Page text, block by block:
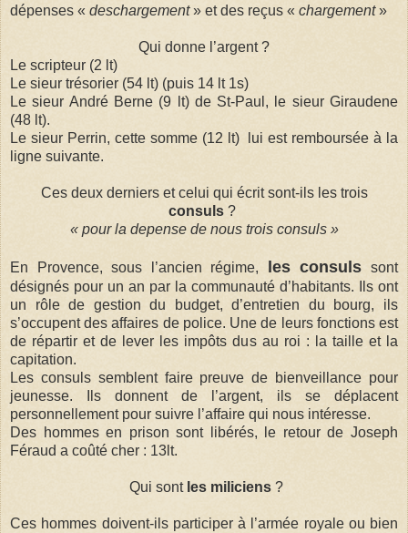
dépenses « deschargement» et des reçus « chargement»
Qui donne l’argent ?
Le scripteur (2 lt)
Le sieur trésorier (54 lt) (puis 14 lt 1s)
Le sieur André Berne (9 lt) de St-Paul, le sieur Giraudene
(48 lt).
Le sieur Perrin, cette somme (12 lt) lui est remboursée à la
ligne suivante.
Ces deux derniers et celui qui écrit sont-ils les trois
consuls ?
« pour la depense de nous trois consuls »
En Provence, sous l’ancien régime, les consuls sont
désignés pour un an par la communauté d’habitants. Ils ont
un rôle de gestion du budget, d’entretien du bourg, ils
s’occupent des affaires de police. Une de leurs fonctions est
de répartir et de lever les impôts dus au roi : la taille et la
capitation.
Les consuls semblent faire preuve de bienveillance pour
jeunesse. Ils donnent de l’argent, ils se déplacent
personnellement pour suivre l’affaire qui nous intéresse.
Des hommes en prison sont libérés, le retour de Joseph
Féraud a coûté cher : 13lt.
Qui sont les miliciens?
Ces hommes doivent-ils participer à l’armée royale ou bien